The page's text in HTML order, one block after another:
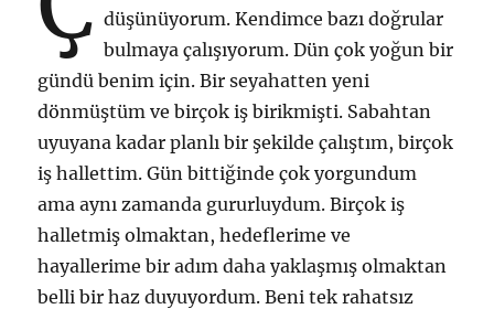
düşünüyorum. Kendimce bazı doğrular
bulmaya çalışıyorum. Dün çok yoğun bir
gündü benim için. Bir seyahatten yeni
dönmüştüm ve birçok iş birikmişti. Sabahtan
uyuyana kadar planlı bir şekilde çalıştım, birçok
iş hallettim. Gün bittiğinde çok yorgundum
ama aynı zamanda gururluydum. Birçok iş
halletmiş olmaktan, hedeflerime ve
hayallerime bir adım daha yaklaşmış olmaktan
belli bir haz duyuyordum. Beni tek rahatsız